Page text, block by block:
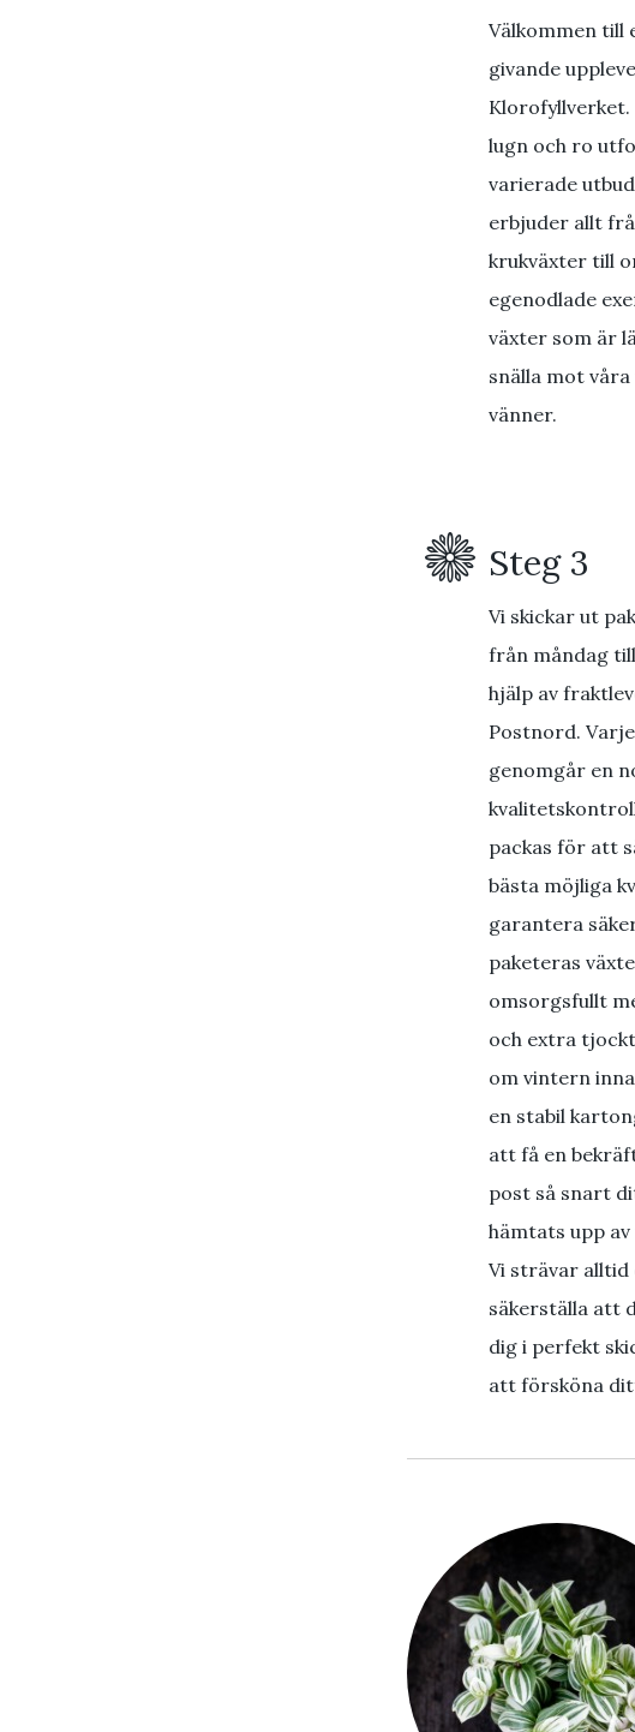
Välkommen till
givande
Klorofyllverket.
lugn och ro
varierade
erbjuder allt
krukväxter till
egenodlade
växter som är
snälla mot
vänner.
Steg 3
Vi skickar ut
från måndag
hjälp av
Postnord.
genomgår en
packas för att
bästa möjliga
garantera
paketeras
omsorgsfullt
och extra
om vintern
en stabil
att få en
post så snart
hämtats upp
Vi strävar
säkerställa att
dig i perfekt
att försköna